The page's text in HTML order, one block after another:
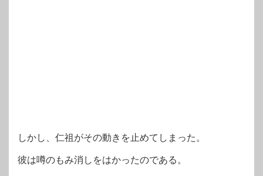
しかし、仁祖がその動きを止めてしまった。
彼は噂のもみ消しをはかったのである。